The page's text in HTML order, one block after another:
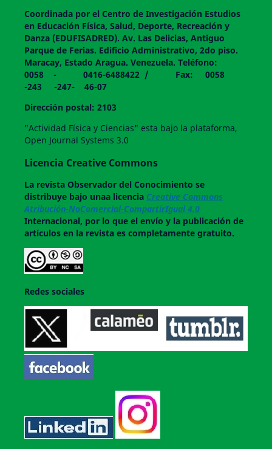
Coordinada por el Centro de Investigación Estudios
en Educación Física, Salud, Deporte, Recreación y
Danza (EDUFISADRED). Av. Las Delicias, Antiguo
Parque de Ferias. Edificio Administrativo, 2do piso.
Maracay, Estado Aragua. Venezuela. Teléfono:
0058 - 0416-6488422 / Fax: 0058
-243 -247- 46-07
Dirección postal: 2103
"Actividad Física y Ciencias" esta bajo la plataforma,
Open Journal Systems 3.0
Licencia Creative Commons
La revistaObservador del Conocimiento se
distribuye bajo unaa licencia Creative Commons
Atribución-NoComercial-CompartirIgual 4.0
Internacional, por lo que el envío y la publicación de
artículos en la revista es completamente gratuito.
Redes sociales